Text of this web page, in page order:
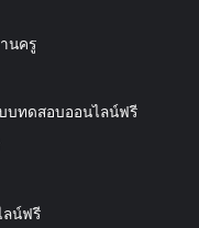
นครู
บทดสอบออนไลน์ฟรี
ลน์ฟรี